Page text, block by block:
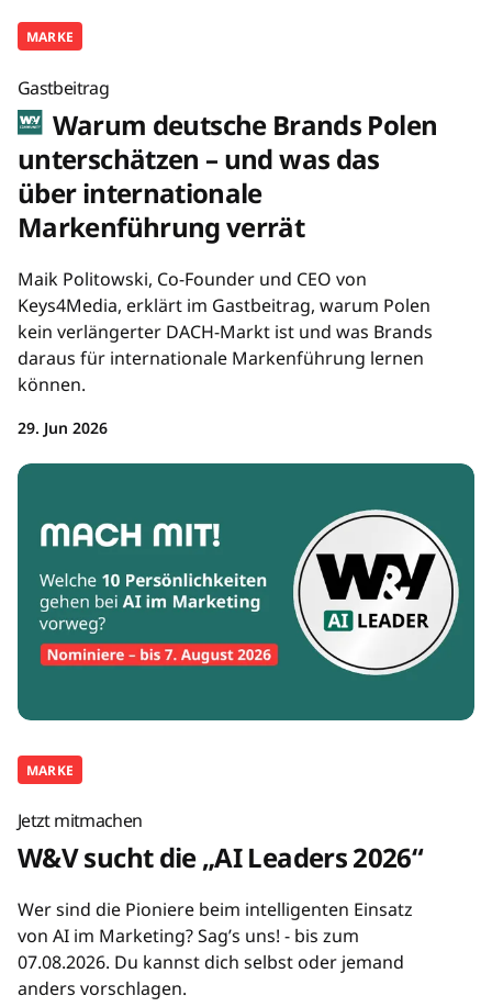
MARKE
Gastbeitrag
Warum deutsche Brands Polen
unterschätzen – und was das
über internationale
Markenführung verrät
Maik Politowski, Co-Founder und CEO von
Keys4Media, erklärt im Gastbeitrag, warum Polen
kein verlängerter DACH-Markt ist und was Brands
daraus für internationale Markenführung lernen
können.
29. Jun 2026
MARKE
Jetzt mitmachen
W&V sucht die „AI Leaders 2026“
Wer sind die Pioniere beim intelligenten Einsatz
von AI im Marketing? Sag’s uns! - bis zum
07.08.2026. Du kannst dich selbst oder jemand
anders vorschlagen.